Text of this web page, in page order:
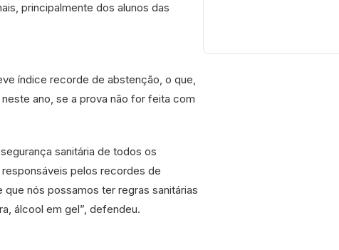
principalmente dos alunos das
índice recorde de abstenção, o que,
ano, se a prova não for feita com
sanitária de todos os
pelos recordes de
nós possamos ter regras sanitárias
álcool em gel”, defendeu.